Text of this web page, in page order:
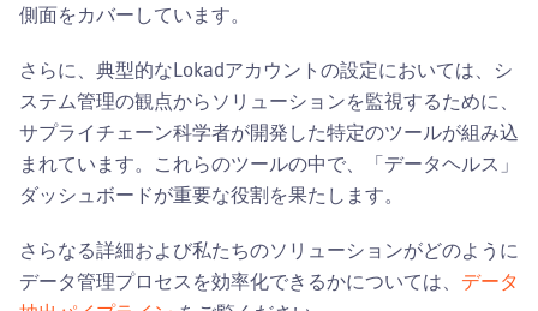
側面をカバーしています。
さらに、典型的なLokadアカウントの設定においては、シ
ステム管理の観点からソリューションを監視するために、
サプライチェーン科学者が開発した特定のツールが組み込
まれています。これらのツールの中で、「データヘルス」
ダッシュボードが重要な役割を果たします。
さらなる詳細および私たちのソリューションがどのように
データ管理プロセスを効率化できるかについては、 データ